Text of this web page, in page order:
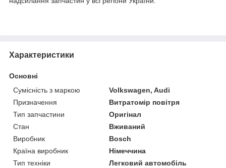
Характеристики
Основні
Сумісність з маркою
Volkswagen, Audi
Призначення
Витратомір повітря
Тип запчастини
Оригінал
Стан
Вживаний
Виробник
Bosch
Країна виробник
Німеччина
Тип техніки
Легковий автомобіль